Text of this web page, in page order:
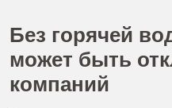
Без горячей
может быть
компаний